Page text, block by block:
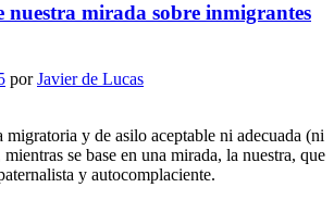
nuestra mirada sobre inmigrantes
porJavier de Lucas
y de asilo aceptable ni adecuada (ni
se base en una mirada, la nuestra, que
y autocomplaciente.